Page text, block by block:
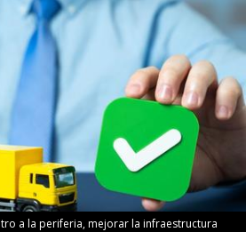
a la periferia, mejorar la infraestructura